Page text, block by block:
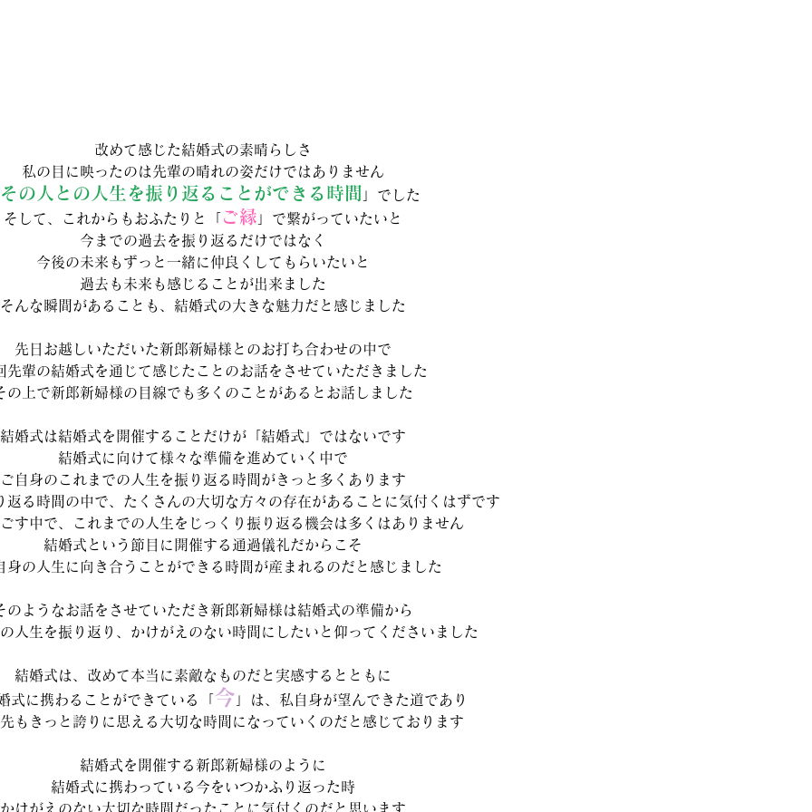
改めて感じた結婚式の素晴らしさ
私の目に映ったのは先輩の晴れの姿だけではありません
その人との人生を振り返ることができる時間 」でした
そして、これからもおふたりと「 ご縁 」で繋がっていたいと
今までの過去を振り返るだけではなく
今後の未来もずっと一緒に仲良くしてもらいたいと
過去も未来も感じることが出来ました
そんな瞬間があることも、結婚式の大きな魅力だと感じました
先日お越しいただいた新郎新婦様とのお打ち合わせの中で
先輩の結婚式を通じて感じたことのお話をさせていただきました
の上で新郎新婦様の目線でも多くのことがあるとお話しました
結婚式は結婚式を開催することだけが「結婚式」ではないです
結婚式に向けて様々な準備を進めていく中で
ご自身のこれまでの人生を振り返る時間がきっと多くあります
返る時間の中で、たくさんの大切な方々の存在があることに気付くはずです
す中で、これまでの人生をじっくり振り返る機会は多くはありません
結婚式という節目に開催する通過儀礼だからこそ
身の人生に向き合うことができる時間が産まれるのだと感じました
のようなお話をさせていただき新郎新婦様は結婚式の準備から
人生を振り返り、かけがえのない時間にしたいと仰ってくださいました
結婚式は、改めて本当に素敵なものだと実感するとともに
式に携わることができている「 今 」は、私自身が望んできた道であり
もきっと誇りに思える大切な時間になっていくのだと感じております
結婚式を開催する新郎新婦様のように
結婚式に携わっている今をいつかふり返った時
かけがえのない大切な時間だったことに気付くのだと思います